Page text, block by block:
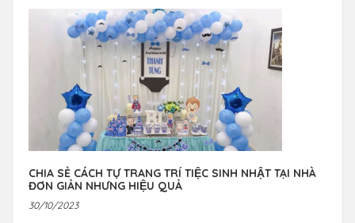
CHIA SẺ CÁCH TỰ TRANG TRÍ TIỆC SINH NHẬT TẠI NHÀ
ĐƠN GIẢN NHƯNG HIỆU QUẢ
30/10/2023